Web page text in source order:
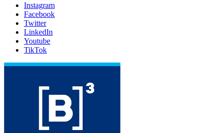
Instagram
Facebook
Twitter
LinkedIn
Youtube
TikTok